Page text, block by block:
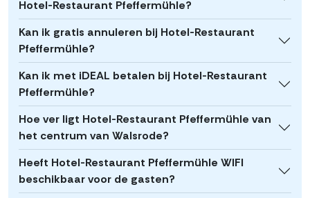
Hotel-Restaurant Pfeffermühle?
Kan ik gratis annuleren bij Hotel-Restaurant
Pfeffermühle?
Kan ik met iDEAL betalen bij Hotel-Restaurant
Pfeffermühle?
Hoe ver ligt Hotel-Restaurant Pfeffermühle van
het centrum van Walsrode?
Heeft Hotel-Restaurant Pfeffermühle WIFI
beschikbaar voor de gasten?